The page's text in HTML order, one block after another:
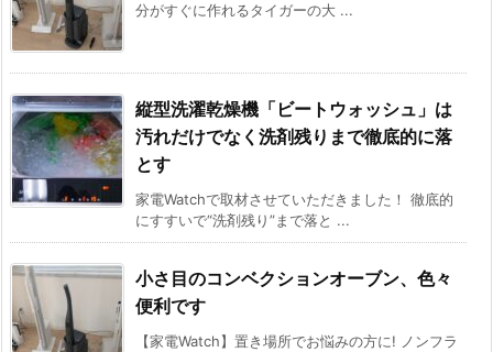
分がすぐに作れるタイガーの大 ...
縦型洗濯乾燥機「ビートウォッシュ」は
汚れだけでなく洗剤残りまで徹底的に落
とす
家電Watchで取材させていただきました！ 徹底的
にすすいで“洗剤残り”まで落と ...
小さ目のコンベクションオーブン、色々
便利です
【家電Watch】置き場所でお悩みの方に! ノンフラ